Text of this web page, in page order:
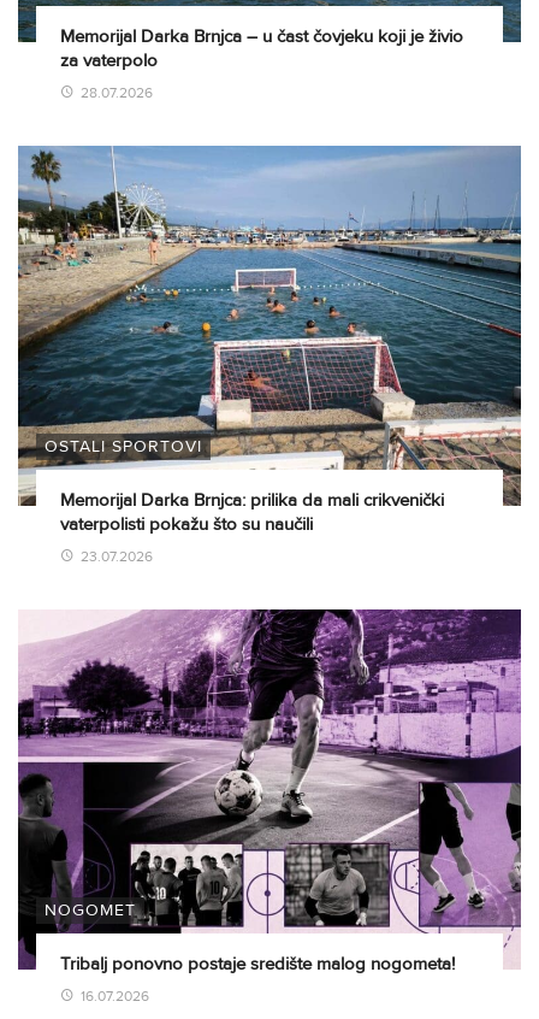
Memorijal Darka Brnjca – u čast čovjeku koji je živio
za vaterpolo
28.07.2026
OSTALI SPORTOVI
Memorijal Darka Brnjca: prilika da mali crikvenički
vaterpolisti pokažu što su naučili
23.07.2026
NOGOMET
Tribalj ponovno postaje središte malog nogometa!
16.07.2026